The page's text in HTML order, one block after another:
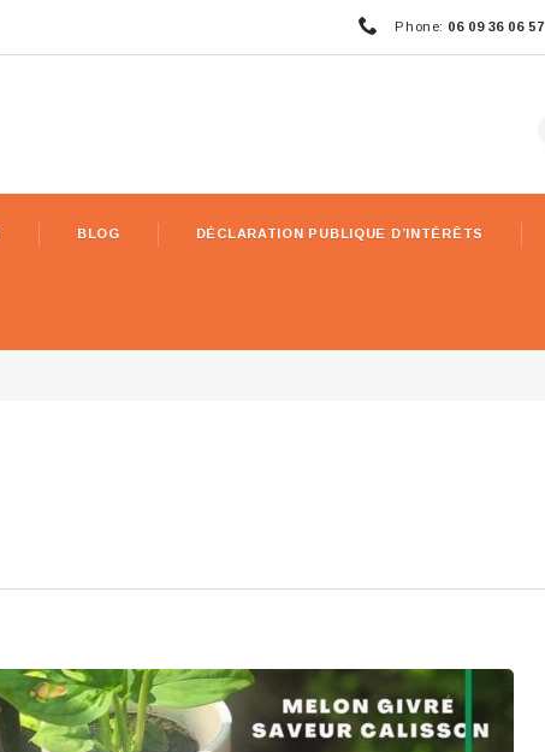
Phone: 06 09 36 06 57
BLOG DÉCLARATION PUBLIQUE D’INTÉRÊTS